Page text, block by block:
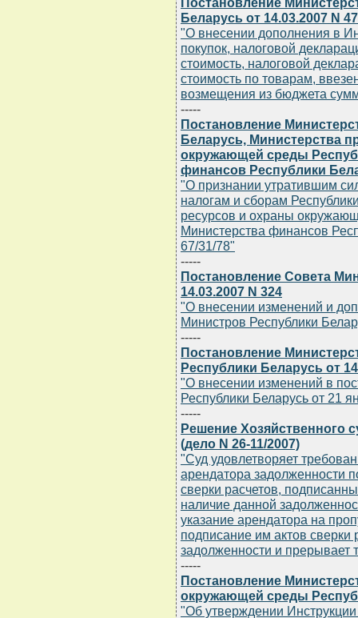
Беларусь от 14.03.2007 N 47
"О внесении дополнения в
покупок, налоговой
стоимость, налоговой
стоимость по товарам,
возмещения из бюджета
-----
Постановление
Беларусь, Министерства
окружающей среды
финансов Республики
"О признании утратившим
налогам и сборам
ресурсов и охраны
Министерства финансов
67/31/78"
-----
Постановление Совета
14.03.2007 N 324
"О внесении изменений и
Министров Республики
-----
Постановление
Республики Беларусь от
"О внесении изменений в
Республики Беларусь от 21
-----
Решение Хозяйственного
(дело N 26-11/2007)
"Суд удовлетворяет
арендатора задолженности
сверки расчетов,
наличие данной
указание арендатора на
подписание им актов сверки
задолженности и прерывает
-----
Постановление
окружающей среды
"Об утверждении Инструкции